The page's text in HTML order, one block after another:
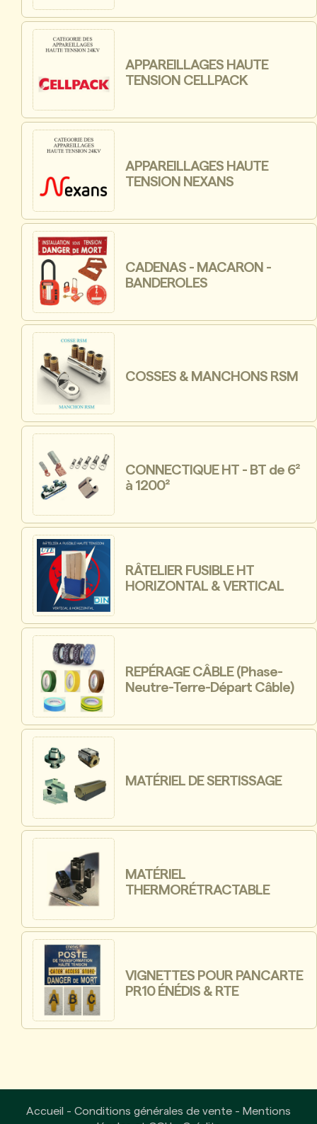
APPAREILLAGES HAUTE
TENSION CELLPACK
APPAREILLAGES HAUTE
TENSION NEXANS
CADENAS - MACARON -
BANDEROLES
COSSES & MANCHONS RSM
CONNECTIQUE HT - BT de 6²
à 1200²
RÂTELIER FUSIBLE HT
HORIZONTAL & VERTICAL
REPÉRAGE CÂBLE (Phase-
Neutre-Terre-Départ Câble)
MATÉRIEL DE SERTISSAGE
MATÉRIEL
THERMORÉTRACTABLE
VIGNETTES POUR PANCARTE
PR10 ÉNÉDIS & RTE
Accueil - Conditions générales de vente - Mentions